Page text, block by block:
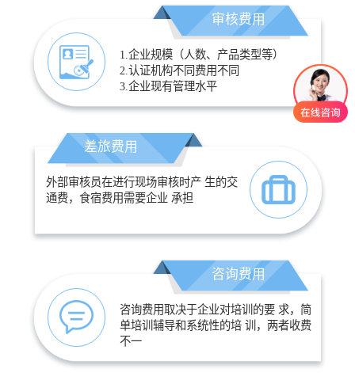
审核费用
1.企业规模（人数、产品类型等）
2.认证机构不同费用不同
3.企业现有管理水平
差旅费用
外部审核员在进行现场审核时产 生的交
通费，食宿费用需要企业 承担
咨询费用
咨询费用取决于企业对培训的要 求，简
单培训辅导和系统性的培 训，两者收费
不一